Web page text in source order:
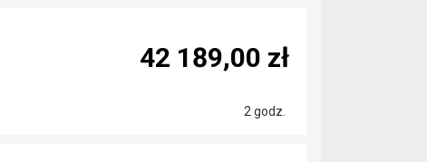
2 godz.
42 189,00 zł